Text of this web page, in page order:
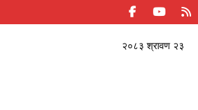
२०८३ श्रावण २३